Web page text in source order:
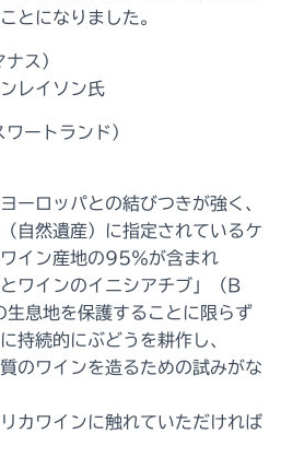
とになりました。
ス）
レイソン氏
ートランド）
ーロッパとの結びつきが強く、
自然遺産）に指定されているケ
イン産地の95％が含まれ
ワインのイニシアチブ」（B
息地を保護することに限らず
持続的にぶどうを耕作し、
のワインを造るための試みがな
カワインに触れていただければ